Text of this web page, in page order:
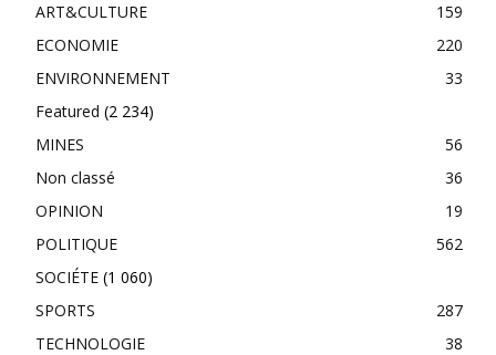
ART&CULTURE
159
ECONOMIE
220
ENVIRONNEMENT
33
Featured (2 234)
MINES
56
Non classé
36
OPINION
19
POLITIQUE
562
SOCIÉTE (1 060)
SPORTS
287
TECHNOLOGIE
38